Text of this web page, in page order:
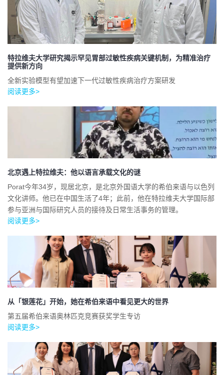
特拉维夫大学研究揭示罕见胃部过敏性疾病关键机制，为精准治疗
提供新方向
全新实验模型有望加速下一代过敏性疾病治疗方案研发
阅读更多>
北京遇上特拉维夫：他以语言承载文化的谜
Porat今年34岁，现居北京，是北京外国语大学的希伯来语与以色列
文化讲师。他已在中国生活了4年；此前，他在特拉维夫大学国际部
参与亚洲与国际研究人员的接待及日常生活事务的管理。
阅读更多>
从「银莲花」开始，她在希伯来语中看见更大的世界
第五届希伯来语奥林匹克竞赛获奖学生专访
阅读更多>